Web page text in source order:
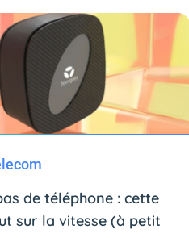
de téléphone : cette
sur la vitesse (à petit